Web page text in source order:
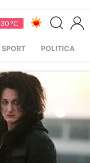
30 °C
SPORT POLITICA